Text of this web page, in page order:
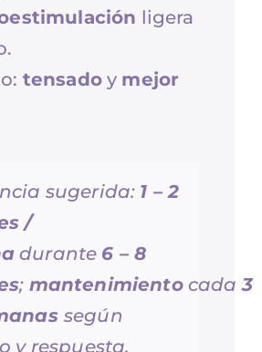
ligera
tensadoy mejor
sugerida: 1 – 2
/
durante 6 – 8
; mantenimientocada3
según
y respuesta.